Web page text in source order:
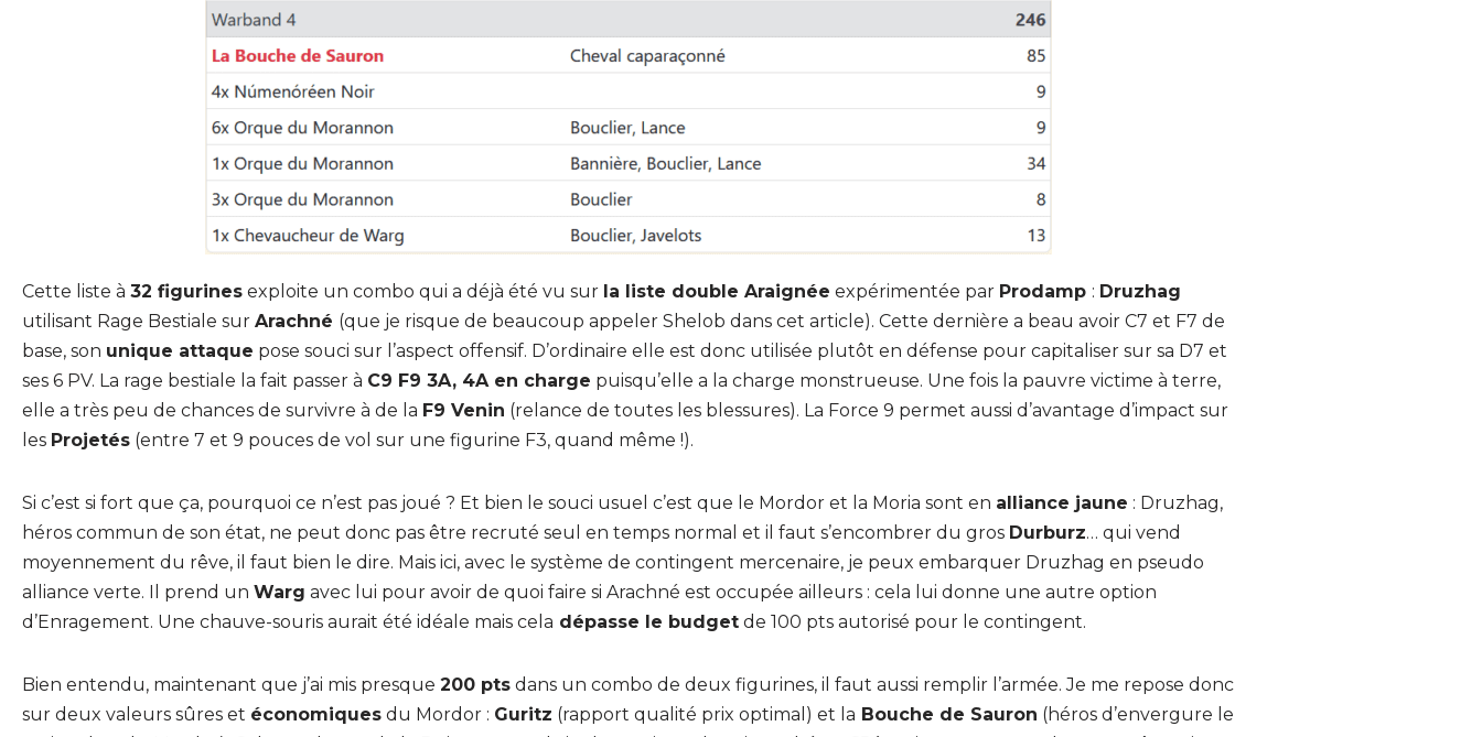
Cette liste à 32 figurines exploite un combo qui a déjà été vu sur la liste double Araignée expérimentée par Prodamp : Druzhag
utilisant Rage Bestiale sur Arachné (que je risque de beaucoup appeler Shelob dans cet article). Cette dernière a beau avoir C7 et F7 de
base, son unique attaque pose souci sur l’aspect offensif. D’ordinaire elle est donc utilisée plutôt en défense pour capitaliser sur sa D7 et
ses 6 PV. La rage bestiale la fait passer à C9 F9 3A, 4A en charge puisqu’elle a la charge monstrueuse. Une fois la pauvre victime à terre,
elle a très peu de chances de survivre à de la F9 Venin (relance de toutes les blessures). La Force 9 permet aussi d’avantage d’impact sur
les Projetés (entre 7 et 9 pouces de vol sur une figurine F3, quand même !).
Si c’est si fort que ça, pourquoi ce n’est pas joué ? Et bien le souci usuel c’est que le Mordor et la Moria sont en alliance jaune : Druzhag,
héros commun de son état, ne peut donc pas être recruté seul en temps normal et il faut s’encombrer du gros Durburz… qui vend
moyennement du rêve, il faut bien le dire. Mais ici, avec le système de contingent mercenaire, je peux embarquer Druzhag en pseudo
alliance verte. Il prend un Warg avec lui pour avoir de quoi faire si Arachné est occupée ailleurs : cela lui donne une autre option
d’Enragement. Une chauve-souris aurait été idéale mais cela dépasse le budget de 100 pts autorisé pour le contingent.
Bien entendu, maintenant que j’ai mis presque 200 pts dans un combo de deux figurines, il faut aussi remplir l’armée. Je me repose donc
sur deux valeurs sûres et économiques du Mordor : Guritz (rapport qualité prix optimal) et la Bouche de Sauron (héros d’envergure le